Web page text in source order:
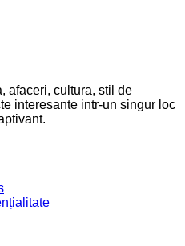
afaceri, cultura, stil de
interesante intr-un singur loc